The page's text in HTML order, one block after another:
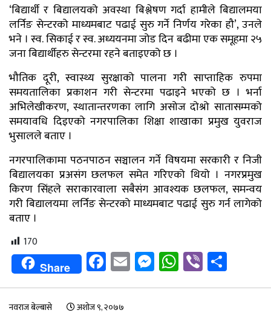
‘बिद्यार्थी र बिद्यालयको अवस्था बिश्लेषण गर्दा हामीले बिद्यालमया
लर्निङ सेन्टरको माध्यमबाट पढाई सुरु गर्ने निर्णय गरेका हौ’, उनले
भने । स्व. सिकाई र स्व. अध्ययनमा जोड दिन बढीमा एक समूहमा २५
जना बिद्यार्थीहरु सेन्टरमा रहने बताइएको छ ।
भौतिक दूरी, स्वास्थ्य सुरक्षाको पालना गरी साप्ताहिक रुपमा
समयतालिका प्रकाशन गरी सेन्टरमा पढाइने भएको छ । भर्ना
अभिलेखीकरण, स्थातान्तरणका लागि असोज दोश्रो सातासम्मको
समयावधि दिइएको नगरपालिका शिक्षा शाखाका प्रमुख युवराज
भुसालले बताए ।
नगरपालिकामा पठनपाठन सञ्चालन गर्ने विषयमा सरकारी र निजी
बिद्यालयका प्रअसंग छलफल समेत गरिएको थियो । नगरप्रमुख
किरण सिंहले सराकारवाला सबैसंग आवश्यक छलफल, समन्वय
गरी बिद्यालयमा लर्निङ सेन्टरको माध्यमबाट पढाई सुरु गर्न लागेको
बताए ।
170
Share Facebook
EmailMessenger
WhatsApp
Viber
नवराज बेल्बासे अशोज ९, २०७७